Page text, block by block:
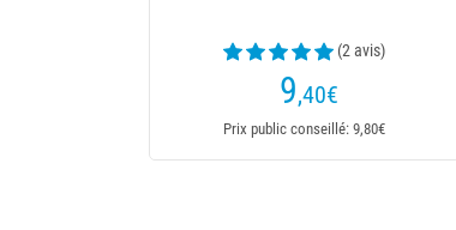
(2 avis)
9,40€
Prix public conseillé: 9,80€